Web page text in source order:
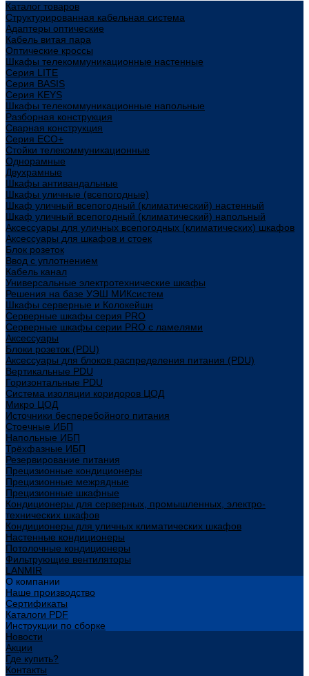
Каталог товаров
Структурированная кабельная система
Адаптеры оптические
Кабель витая пара
Оптические кроссы
Шкафы телекоммуникационные настенные
Cерия LITE
Cерия BASIS
Cерия KEYS
Шкафы телекоммуникационные напольные
Разборная конструкция
Сварная конструкция
Серия ECO+
Стойки телекоммуникационные
Однорамные
Двухрамные
Шкафы антивандальные
Шкафы уличные (всепогодные)
Шкаф уличный всепогодный (климатический) настенный
Шкаф уличный всепогодный (климатический) напольный
Аксессуары для уличных всепогодных (климатических) шкафов
Аксессуары для шкафов и стоек
Блок розеток
Ввод с уплотнением
Кабель канал
Универсальные электротехнические шкафы
Решения на базе УЭШ МИКсистем
Шкафы серверные и Колокейшн
Серверные шкафы серия PRO
Серверные шкафы серии PRO с ламелями
Аксессуары
Блоки розеток (PDU)
Аксессуары для блоков распределения питания (PDU)
Вертикальные PDU
Горизонтальные PDU
Система изоляции коридоров ЦОД
Микро ЦОД
Источники бесперебойного питания
Стоечные ИБП
Напольные ИБП
Трёхфазные ИБП
Резервирование питания
Прецизионные кондиционеры
Прецизионные межрядные
Прецизионные шкафные
Кондиционеры для серверных, промышленных, электро-
технических шкафов
Кондиционеры для уличных климатических шкафов
Настенные кондиционеры
Потолочные кондиционеры
Фильтрующие вентиляторы
LANMIR
О компании
Наше производство
Сертификаты
Каталоги PDF
Инструкции по сборке
Новости
Акции
Где купить?
Контакты